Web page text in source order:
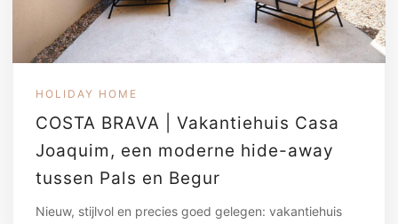
HOLIDAY HOME
COSTA BRAVA | Vakantiehuis Casa
Joaquim, een moderne hide-away
tussen Pals en Begur
Nieuw, stijlvol en precies goed gelegen: vakantiehuis